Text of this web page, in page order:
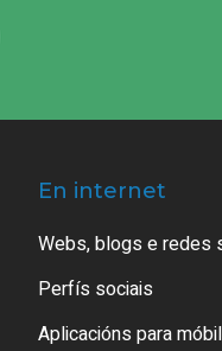
En internet
Webs, blogs e redes
Perfís sociais
Aplicacións para